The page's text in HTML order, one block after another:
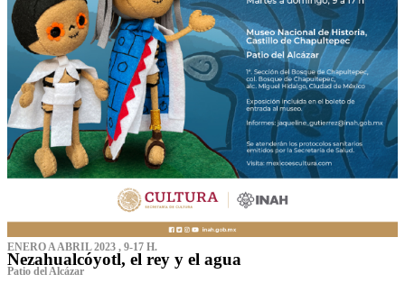
ENERO A ABRIL 2023 , 9-17 H.
Nezahualcóyotl, el rey y el agua
Patio del Alcázar